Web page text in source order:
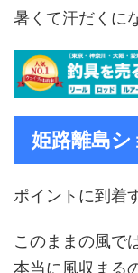
暑くて汗だくに
姫路離島
ポイントに到着
このままの風で
本当に風収まる